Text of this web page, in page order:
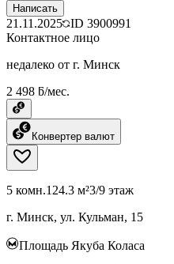
Написать
21.11.2025 ID 3900991
Контактное лицо
недалеко от г. Минск
2 498 ƃ/мес.
Конвертер валют
5 комн.124.3 м²3/9 этаж
г. Минск, ул. Кульман, 15
Площадь Якуба Коласа